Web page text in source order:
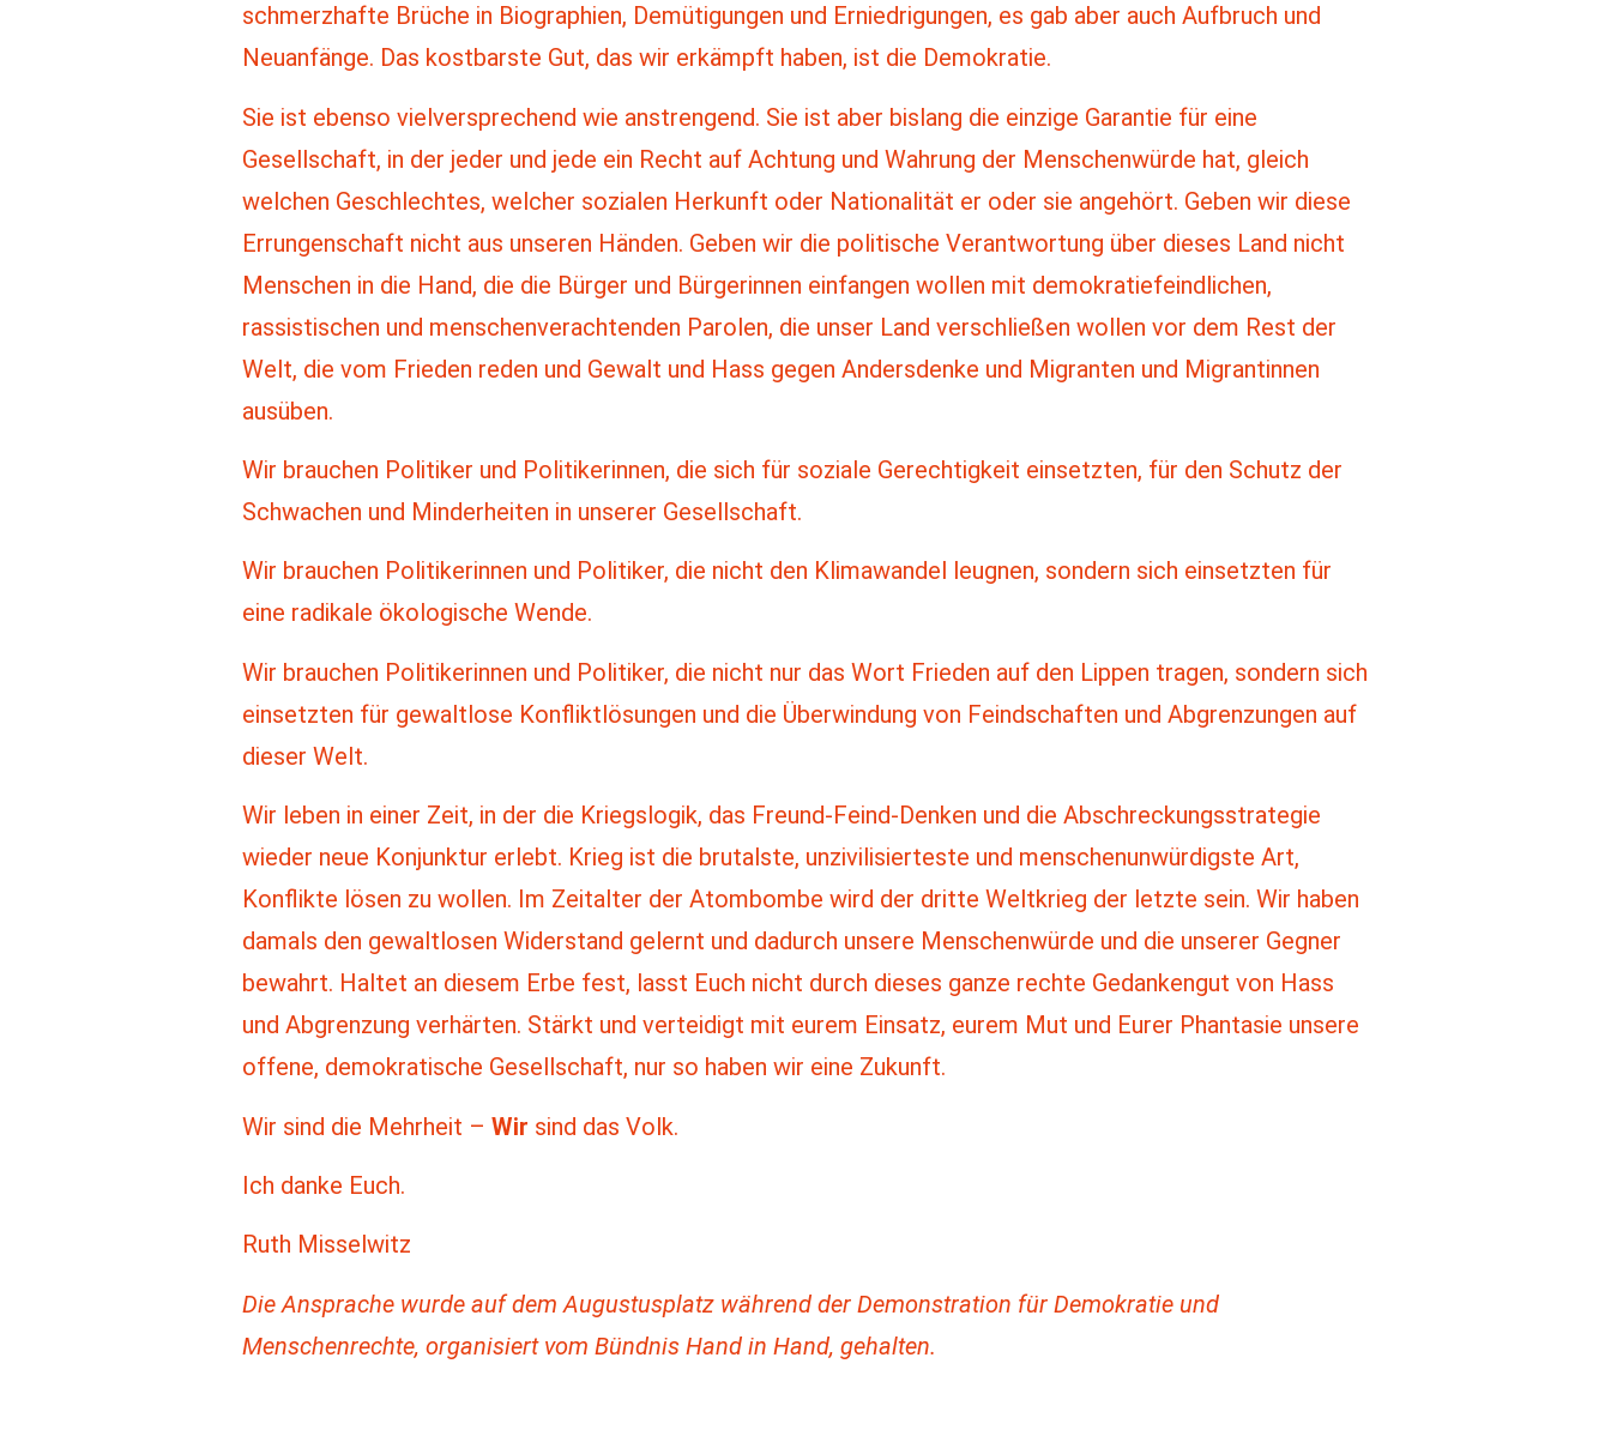
schmerzhafte Brüche in Biographien, Demütigungen und Erniedrigungen, es gab aber auch Aufbruch und
Neuanfänge. Das kostbarste Gut, das wir erkämpft haben, ist die Demokratie.
Sie ist ebenso vielversprechend wie anstrengend. Sie ist aber bislang die einzige Garantie für eine
Gesellschaft, in der jeder und jede ein Recht auf Achtung und Wahrung der Menschenwürde hat, gleich
welchen Geschlechtes, welcher sozialen Herkunft oder Nationalität er oder sie angehört. Geben wir diese
Errungenschaft nicht aus unseren Händen. Geben wir die politische Verantwortung über dieses Land nicht
Menschen in die Hand, die die Bürger und Bürgerinnen einfangen wollen mit demokratiefeindlichen,
rassistischen und menschenverachtenden Parolen, die unser Land verschließen wollen vor dem Rest der
Welt, die vom Frieden reden und Gewalt und Hass gegen Andersdenke und Migranten und Migrantinnen
ausüben.
Wir brauchen Politiker und Politikerinnen, die sich für soziale Gerechtigkeit einsetzten, für den Schutz der
Schwachen und Minderheiten in unserer Gesellschaft.
Wir brauchen Politikerinnen und Politiker, die nicht den Klimawandel leugnen, sondern sich einsetzten für
eine radikale ökologische Wende.
Wir brauchen Politikerinnen und Politiker, die nicht nur das Wort Frieden auf den Lippen tragen, sondern sich
einsetzten für gewaltlose Konfliktlösungen und die Überwindung von Feindschaften und Abgrenzungen auf
dieser Welt.
Wir leben in einer Zeit, in der die Kriegslogik, das Freund-Feind-Denken und die Abschreckungsstrategie
wieder neue Konjunktur erlebt. Krieg ist die brutalste, unzivilisierteste und menschenunwürdigste Art,
Konflikte lösen zu wollen. Im Zeitalter der Atombombe wird der dritte Weltkrieg der letzte sein. Wir haben
damals den gewaltlosen Widerstand gelernt und dadurch unsere Menschenwürde und die unserer Gegner
bewahrt. Haltet an diesem Erbe fest, lasst Euch nicht durch dieses ganze rechte Gedankengut von Hass
und Abgrenzung verhärten. Stärkt und verteidigt mit eurem Einsatz, eurem Mut und Eurer Phantasie unsere
offene, demokratische Gesellschaft, nur so haben wir eine Zukunft.
Wir sind die Mehrheit – Wir sind das Volk.
Ich danke Euch.
Ruth Misselwitz
Die Ansprache wurde auf dem Augustusplatz während der Demonstration für Demokratie und
Menschenrechte, organisiert vom Bündnis Hand in Hand, gehalten.